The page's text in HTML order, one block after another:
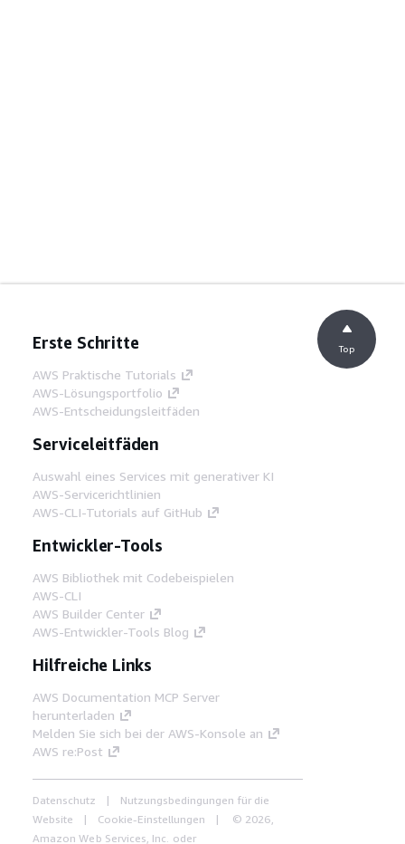
Erste Schritte
AWS Praktische Tutorials
AWS-Lösungsportfolio
AWS-Entscheidungsleitfäden
Serviceleitfäden
Auswahl eines Services mit generativer KI
AWS-Servicerichtlinien
AWS-CLI-Tutorials auf GitHub
Entwickler-Tools
AWS Bibliothek mit Codebeispielen
AWS-CLI
AWS Builder Center
AWS-Entwickler-Tools Blog
Hilfreiche Links
AWS Documentation MCP Server
herunterladen
Melden Sie sich bei der AWS-Konsole an
AWS re:Post
Datenschutz
Nutzungsbedingungen für die
Website
Cookie-Einstellungen
© 2026,
Amazon Web Services, Inc. oder
Top